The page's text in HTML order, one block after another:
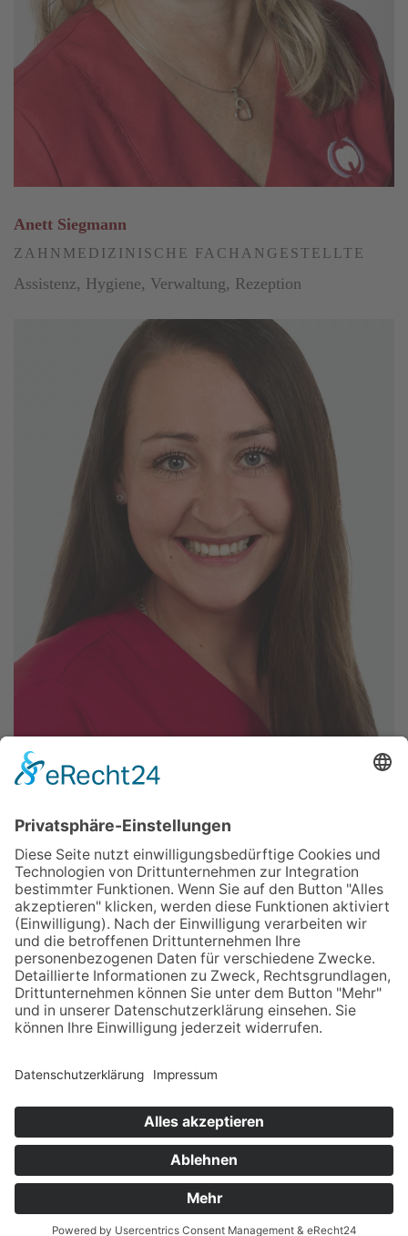
Anett Siegmann
ZAHNMEDIZINISCHE FACHANGESTELLTE
Assistenz, Hygiene, Verwaltung, Rezeption
Denise Uhlig
ZAHNMEDIZINISCHE FACHANGESTELLTE
Assistenz, Hygiene
Dr. Stephan Gomon· Praxis für Zahnmedizin und
Ingelheimer Straße 3 · 09212 Limbach-Oberfrohna · Fon
Mo – Fr 8 – 12.30 Uhr · Mo – Do 14 – 18
Uhr
Datenschutz